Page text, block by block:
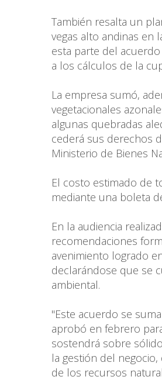
También resalta un
vegas alto andinas en
esta parte del
a los cálculos de la
La empresa sumó,
vegetacionales
algunas quebradas
cederá sus derechos
Ministerio de Bienes
El costo estimado de
mediante una boleta
En la audiencia
recomendaciones
avenimiento logrado
declarándose que se
ambiental.
"Este acuerdo se
aprobó en febrero
sostendrá sobre
la gestión del
de los recursos